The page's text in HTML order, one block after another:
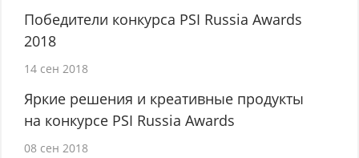
Победители конкурса PSI Russia Awards
2018
14 сен 2018
Яркие решения и креативные продукты
на конкурсе PSI Russia Awards
08 сен 2018